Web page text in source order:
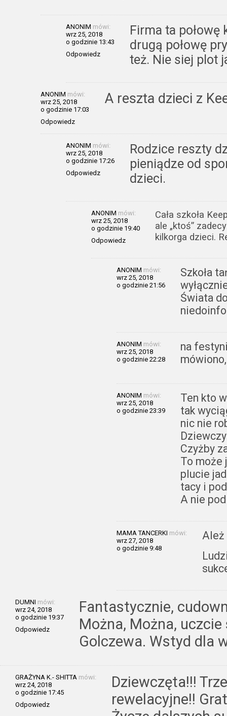
ANONIM mówi:
wrz 25, 2018
o godzinie 13:43
Odpowiedz
Firma ta
drugą połowę
też. Nie siej plot
ANONIM mówi:
wrz 25, 2018
o godzinie 17:03
Odpowiedz
A reszta dzieci z
ANONIM mówi:
wrz 25, 2018
o godzinie 17:26
Odpowiedz
Rodzice reszty
pieniądze od
dzieci.
ANONIM mówi:
wrz 25, 2018
o godzinie 19:40
Odpowiedz
Cała szkoła
ale „ktoś”
kilkorga dzieci.
ANONIM mówi:
wrz 25, 2018
o godzinie 21:56
Szkoła
Świata
ANONIM mówi:
wrz 25, 2018
o godzinie 22:28
na
ANONIM mówi:
wrz 25, 2018
o godzinie 23:39
Ten kto
tak
nic nie
Czyżby
To może
plucie
tacy i
A nie
MAMA TANCERKI mówi:
wrz 27, 2018
o godzinie 9:48
Ależ
DUMNI mówi:
wrz 24, 2018
o godzinie 19:37
Odpowiedz
Fantastycznie,
Można, Można, uczcie
Golczewa. Wstyd dla
GRAŻYNA K.- SHITTA mówi:
wrz 24, 2018
o godzinie 17:45
Odpowiedz
Dziewczęta!!!
rewelacyjne!!